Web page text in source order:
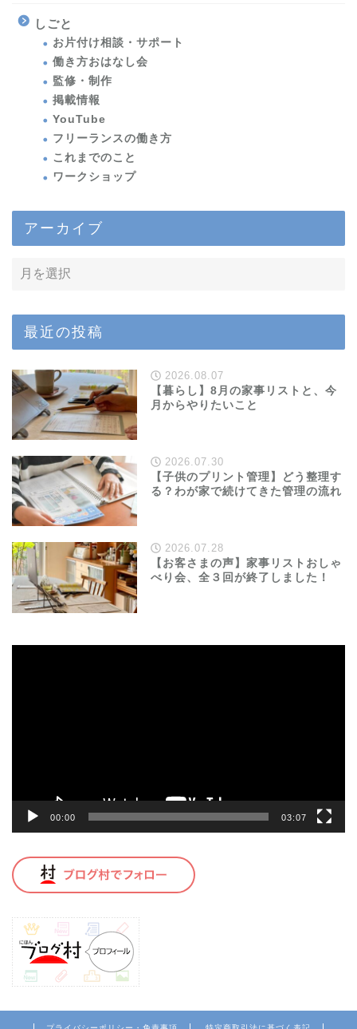
しごと
お片付け相談・サポート
働き方おはなし会
監修・制作
掲載情報
YouTube
フリーランスの働き方
これまでのこと
ワークショップ
アーカイブ
最近の投稿
2026.08.07
【暮らし】8月の家事リストと、今
月からやりたいこと
2026.07.30
【子供のプリント管理】どう整理す
る？わが家で続けてきた管理の流れ
2026.07.28
【お客さまの声】家事リストおしゃ
べり会、全３回が終了しました！
00:00 03:07